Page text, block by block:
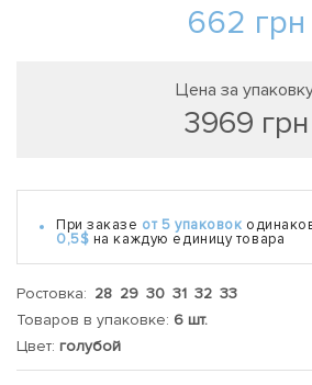
662 грн
Цена за
3969 грн
При заказе от 5 упаковок
0,5$ на каждую единицу товара
Ростовка: 28 29 30 31 32 33
Товаров в упаковке: 6 шт.
Цвет: голубой